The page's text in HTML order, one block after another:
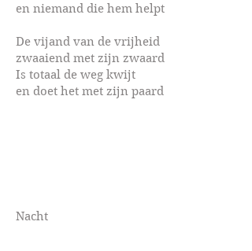
en niemand die hem helpt
De vijand van de vrijheid
zwaaiend met zijn zwaard
Is totaal de weg kwijt
en doet het met zijn paard
Nacht